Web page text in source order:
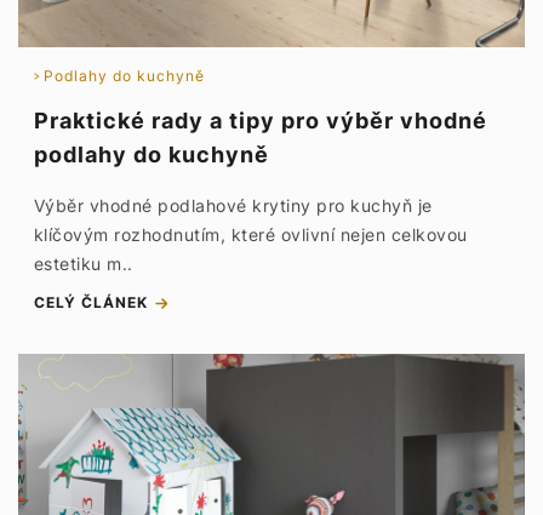
Podlahy do kuchyně
Praktické rady a tipy pro výběr vhodné
podlahy do kuchyně
Výběr vhodné podlahové krytiny pro kuchyň je
klíčovým rozhodnutím, které ovlivní nejen celkovou
estetiku m..
CELÝ ČLÁNEK